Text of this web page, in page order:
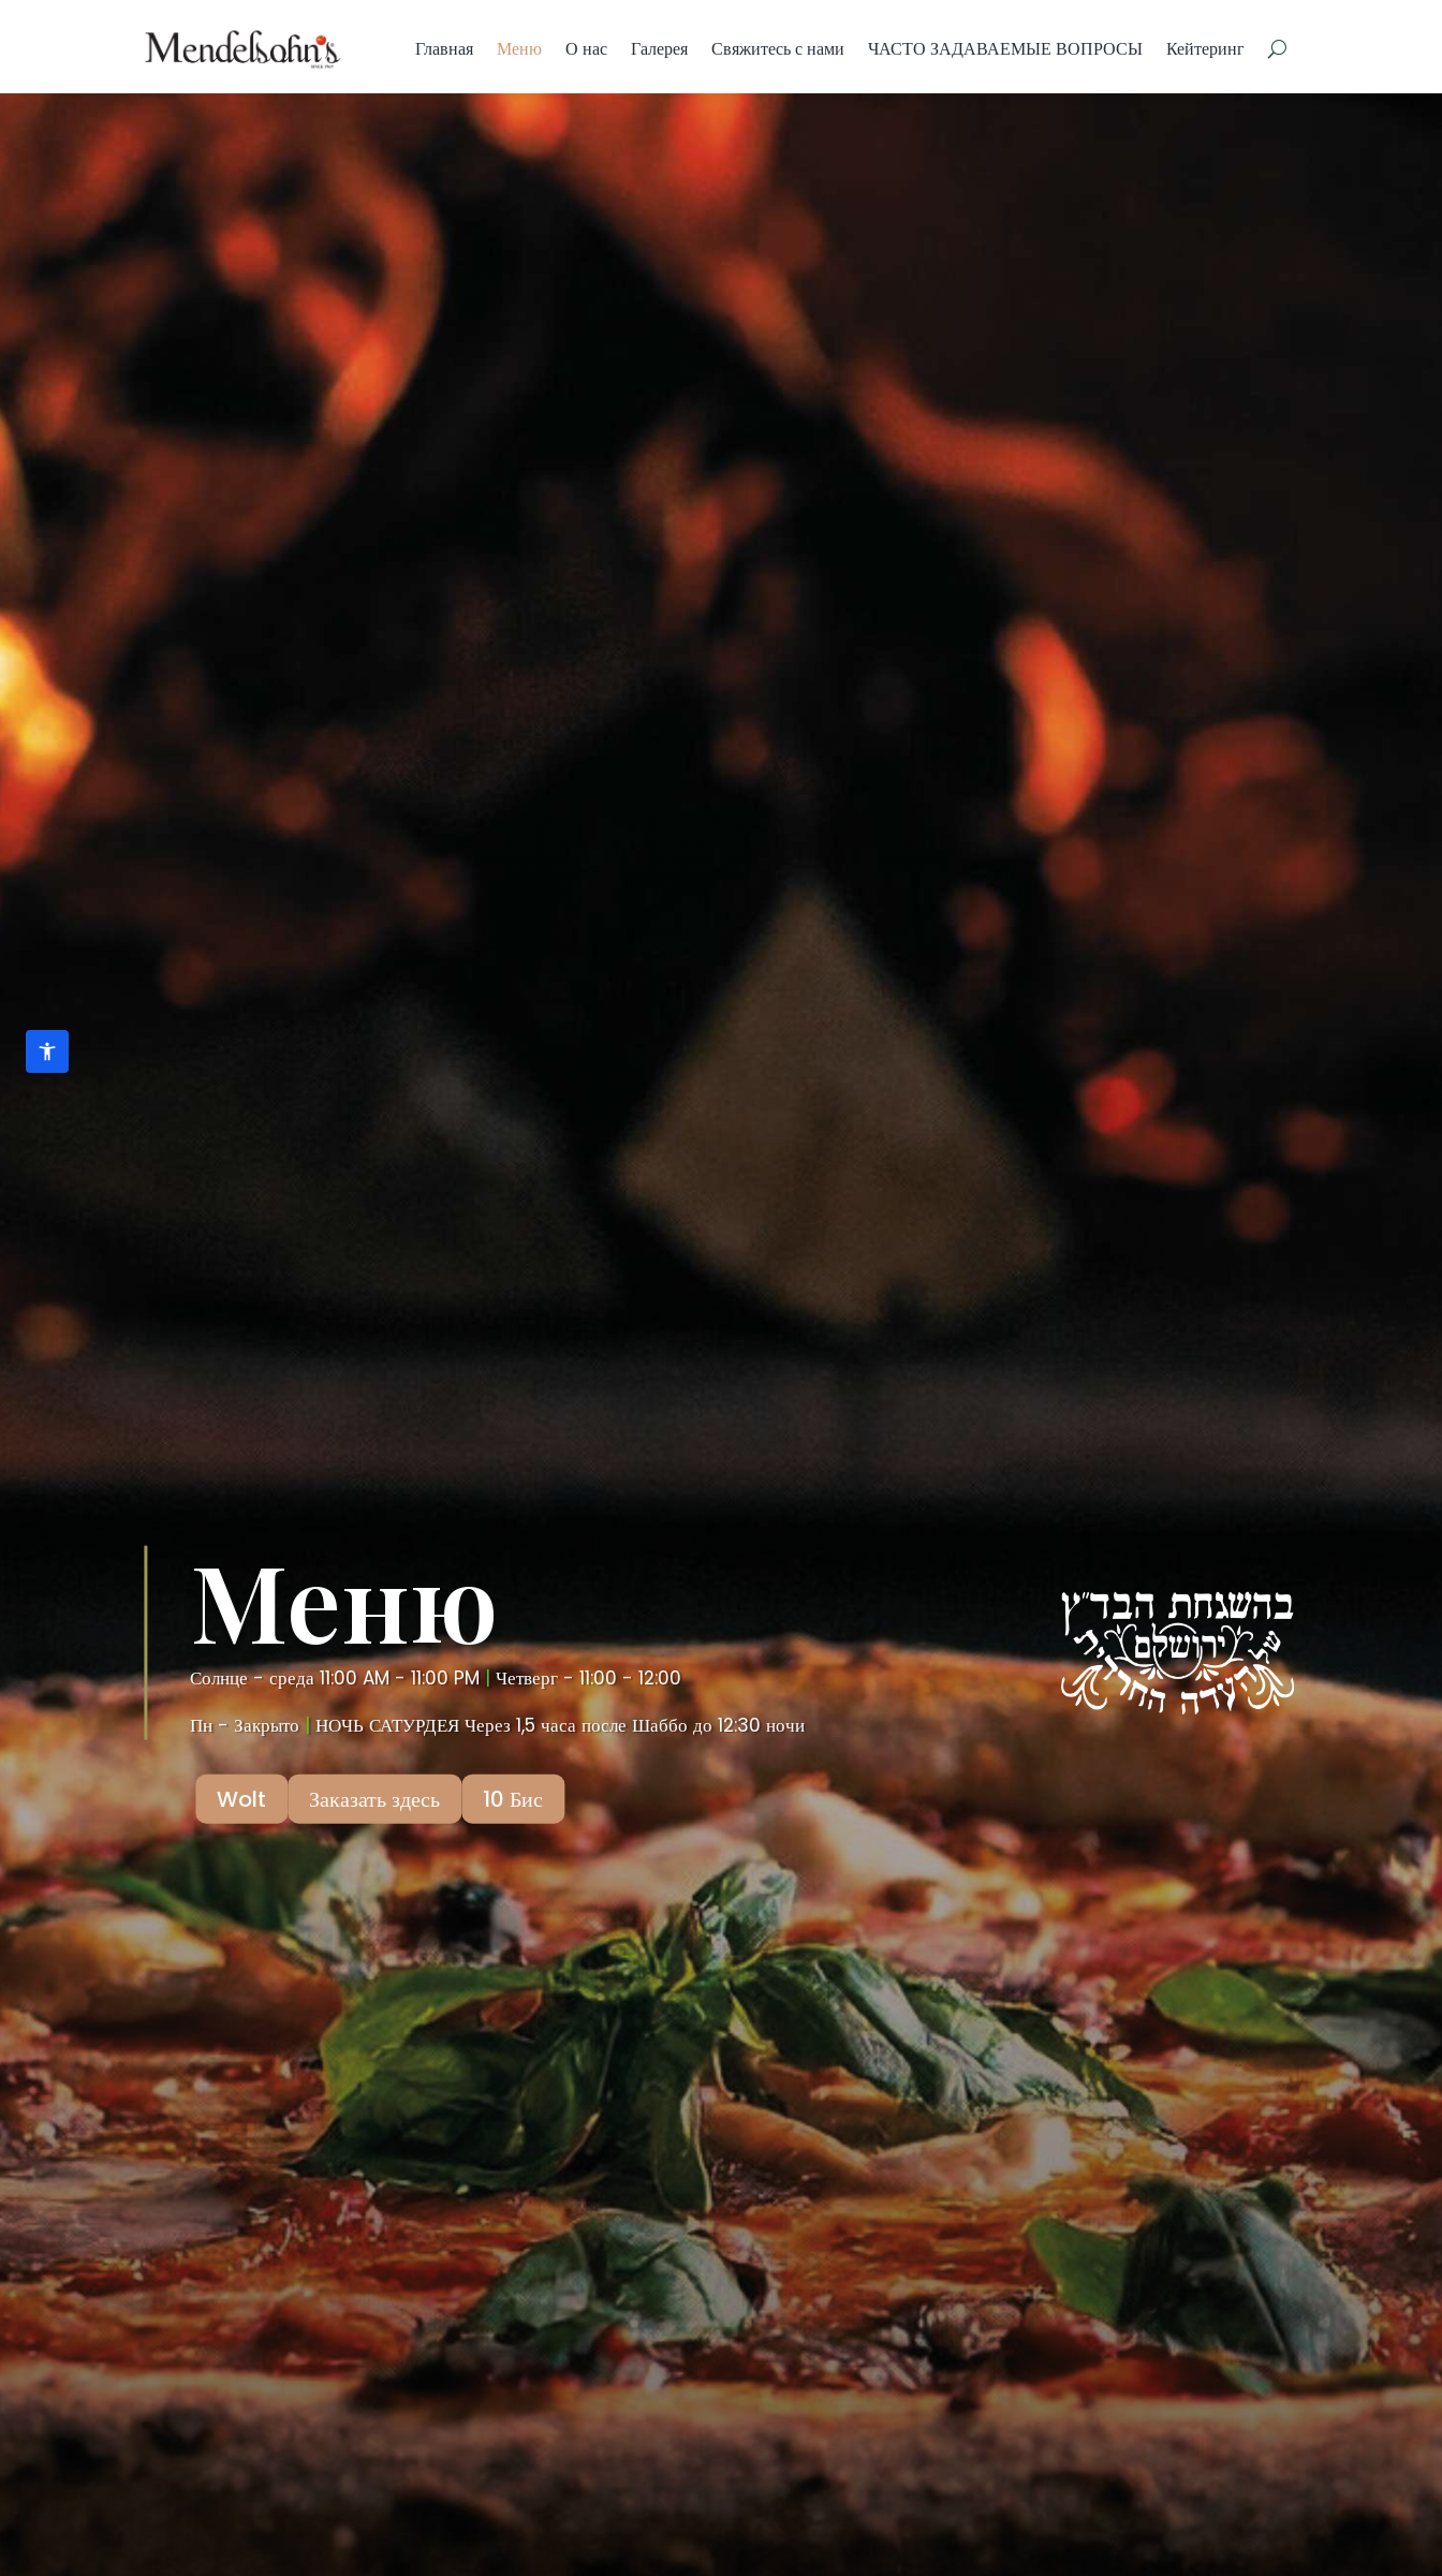
Главная Меню О нас Галерея Свяжитесь с нами ЧАСТО ЗАДАВАЕМЫЕ ВОПРОСЫ Кейтеринг
Меню
Солнце - среда 11:00 AM - 11:00 PM|Четверг - 11:00 - 12:00
Пн - Закрыто|НОЧЬ САТУРДЕЯ Через 1,5 часа после Шаббо до 12:30 ночи
Wolt Заказать здесь 10 Бис